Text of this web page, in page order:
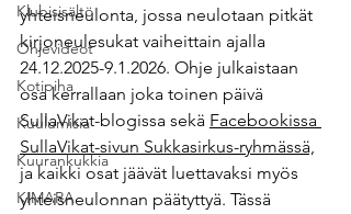
Klubisisältö
Ohjevideot
Kotipiha
Kuulumisia
Kuurankukkia
KIMARA
yhteisneulonta, jossa neulotaan pitkät
kirjoneulesukat vaiheittain ajalla
24.12.2025-9.1.2026. Ohje julkaistaan
osa kerrallaan joka toinen päivä
SullaVikat-blogissa sekä Facebookissa
SullaVikat-sivun Sukkasirkus-ryhmässä,
ja kaikki osat jäävät luettavaksi myös
yhteisneulonnan päätyttyä. Tässä